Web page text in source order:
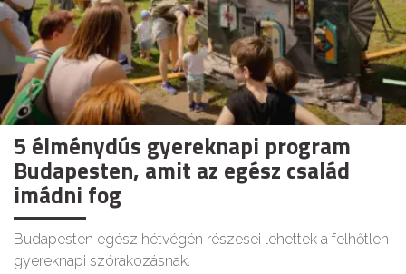
5 élménydús gyereknapi program
Budapesten, amit az egész család
imádni fog
Budapesten egész hétvégén részesei lehettek a felhőtlen
gyereknapi szórakozásnak.